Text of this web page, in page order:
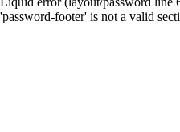
'password-footer' is not a valid